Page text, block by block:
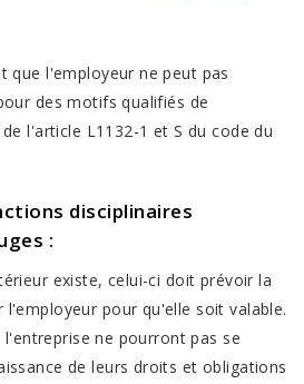
que l'employeur ne peut pas
des motifs qualifiés de
l'article L1132-1 et S du code du
disciplinaires
:
existe, celui-ci doit prévoir la
l'employeur pour qu'elle soit valable.
ne pourront pas se
de leurs droits et obligations